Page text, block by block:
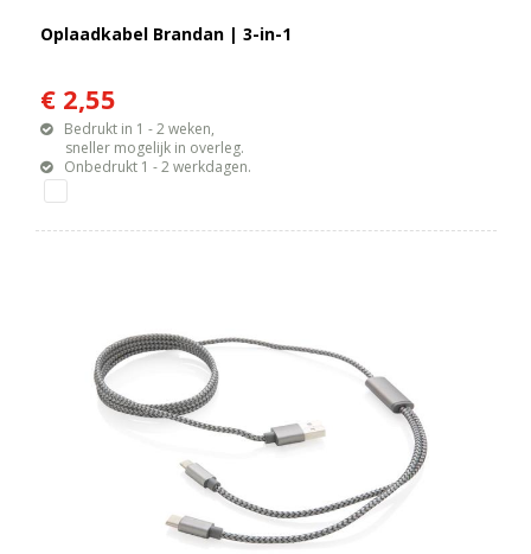
Oplaadkabel Brandan | 3-in-1
€ 2,55
Bedrukt in 1 - 2 weken,
sneller mogelijk in overleg.
Onbedrukt 1 - 2 werkdagen.